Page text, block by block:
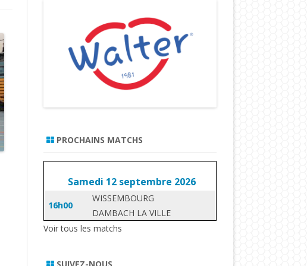
PROCHAINS MATCHS
Samedi 12 septembre 2026
16h00
WISSEMBOURG
DAMBACH LA VILLE
Voir tous les matchs